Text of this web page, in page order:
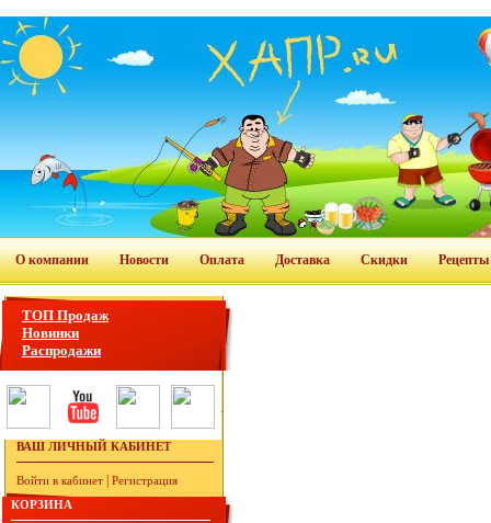
О компании Новости Оплата Доставка Скидки Рецепты
ТОП Продаж
Новинки
Распродажи
ВАШ ЛИЧНЫЙ КАБИНЕТ
Войти в кабинет
Регистрация
КОРЗИНА